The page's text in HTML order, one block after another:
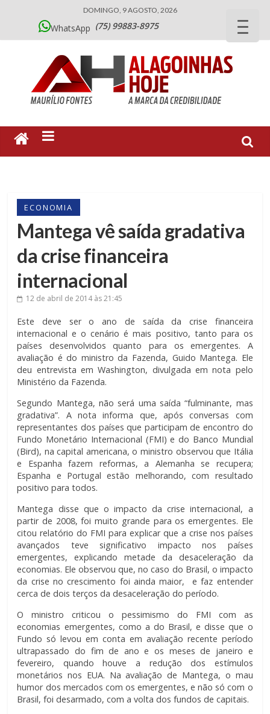
DOMINGO, 9 AGOSTO, 2026
WhatsApp (75) 99883-8975
ECONOMIA
Mantega vê saída gradativa
da crise financeira
internacional
12 de abril de 2014às 21:45
Este deve ser o ano de saída da crise financeira
internacional e o cenário é mais positivo, tanto para os
países desenvolvidos quanto para os emergentes. A
avaliação é do ministro da Fazenda, Guido Mantega. Ele
deu entrevista em Washington, divulgada em nota pelo
Ministério da Fazenda.
Segundo Mantega, não será uma saída “fulminante, mas
gradativa”. A nota informa que, após conversas com
representantes dos países que participam de encontro do
Fundo Monetário Internacional (FMI) e do Banco Mundial
(Bird), na capital americana, o ministro observou que Itália
e Espanha fazem reformas, a Alemanha se recupera;
Espanha e Portugal estão melhorando, com resultado
positivo para todos.
Mantega disse que o impacto da crise internacional, a
partir de 2008, foi muito grande para os emergentes. Ele
citou relatório do FMI para explicar que a crise nos países
avançados teve significativo impacto nos países
emergentes, explicando metade da desaceleração da
economias. Ele observou que, no caso do Brasil, o impacto
da crise no crescimento foi ainda maior, e faz entender
cerca de dois terços da desaceleração do período.
O ministro criticou o pessimismo do FMI com as
economias emergentes, como a do Brasil, e disse que o
Fundo só levou em conta em avaliação recente período
ultrapassado do fim de ano e os meses de janeiro e
fevereiro, quando houve a redução dos estímulos
monetários nos EUA. Na avaliação de Mantega, o mau
humor dos mercados com os emergentes, e não só com o
Brasil, foi desarmado, com a volta dos fundos de capitais.